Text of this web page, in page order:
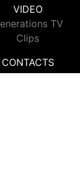
VIDEO
TV
Clips
CONTACTS
Generations